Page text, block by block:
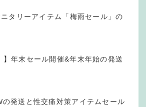
タリーアイテム「梅雨セール」の
】年末セール開催&年末年始の発送
の発送と性交痛対策アイテムセール